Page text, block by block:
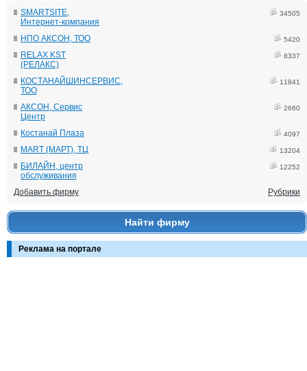
SMARTSITE,
Интернет-компания
34505
НПО АКСОН, ТОО 5420
RELAX KST
(РЕЛАКС)
8337
КОСТАНАЙШИНСЕРВИС,
ТОО
11841
АКСОН, Сервис
Центр
2660
Костанай Плаза 4097
MART (МАРТ), ТЦ 13204
БИЛАЙН, центр
обслуживания
12252
Добавить фирму Рубрики
Найти фирму
Реклама на портале